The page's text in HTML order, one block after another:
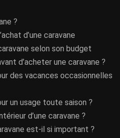
?
d’une caravane
selon son budget
d’acheter une caravane ?
des vacances occasionnelles
un usage toute saison ?
d’une caravane ?
est-il si important ?